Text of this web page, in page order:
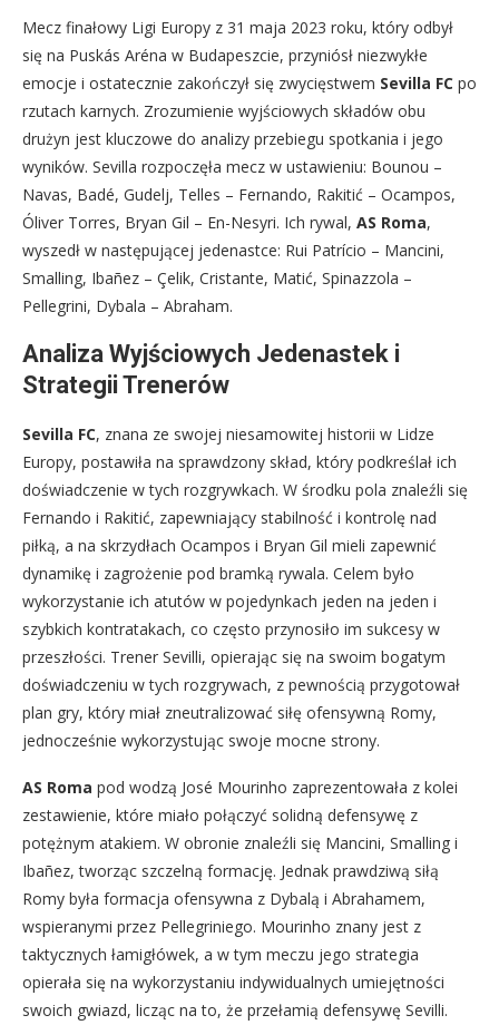
Mecz finałowy Ligi Europy z 31 maja 2023 roku, który odbył
się na Puskás Aréna w Budapeszcie, przyniósł niezwykłe
emocje i ostatecznie zakończył się zwycięstwem Sevilla FC po
rzutach karnych. Zrozumienie wyjściowych składów obu
drużyn jest kluczowe do analizy przebiegu spotkania i jego
wyników. Sevilla rozpoczęła mecz w ustawieniu: Bounou –
Navas, Badé, Gudelj, Telles – Fernando, Rakitić – Ocampos,
Óliver Torres, Bryan Gil – En-Nesyri. Ich rywal, AS Roma,
wyszedł w następującej jedenastce: Rui Patrício – Mancini,
Smalling, Ibañez – Çelik, Cristante, Matić, Spinazzola –
Pellegrini, Dybala – Abraham.
Analiza Wyjściowych Jedenastek i
Strategii Trenerów
Sevilla FC, znana ze swojej niesamowitej historii w Lidze
Europy, postawiła na sprawdzony skład, który podkreślał ich
doświadczenie w tych rozgrywkach. W środku pola znaleźli się
Fernando i Rakitić, zapewniający stabilność i kontrolę nad
piłką, a na skrzydłach Ocampos i Bryan Gil mieli zapewnić
dynamikę i zagrożenie pod bramką rywala. Celem było
wykorzystanie ich atutów w pojedynkach jeden na jeden i
szybkich kontratakach, co często przynosiło im sukcesy w
przeszłości. Trener Sevilli, opierając się na swoim bogatym
doświadczeniu w tych rozgrywach, z pewnością przygotował
plan gry, który miał zneutralizować siłę ofensywną Romy,
jednocześnie wykorzystując swoje mocne strony.
AS Roma pod wodzą José Mourinho zaprezentowała z kolei
zestawienie, które miało połączyć solidną defensywę z
potężnym atakiem. W obronie znaleźli się Mancini, Smalling i
Ibañez, tworząc szczelną formację. Jednak prawdziwą siłą
Romy była formacja ofensywna z Dybalą i Abrahamem,
wspieranymi przez Pellegriniego. Mourinho znany jest z
taktycznych łamigłówek, a w tym meczu jego strategia
opierała się na wykorzystaniu indywidualnych umiejętności
swoich gwiazd, licząc na to, że przełamią defensywę Sevilli.